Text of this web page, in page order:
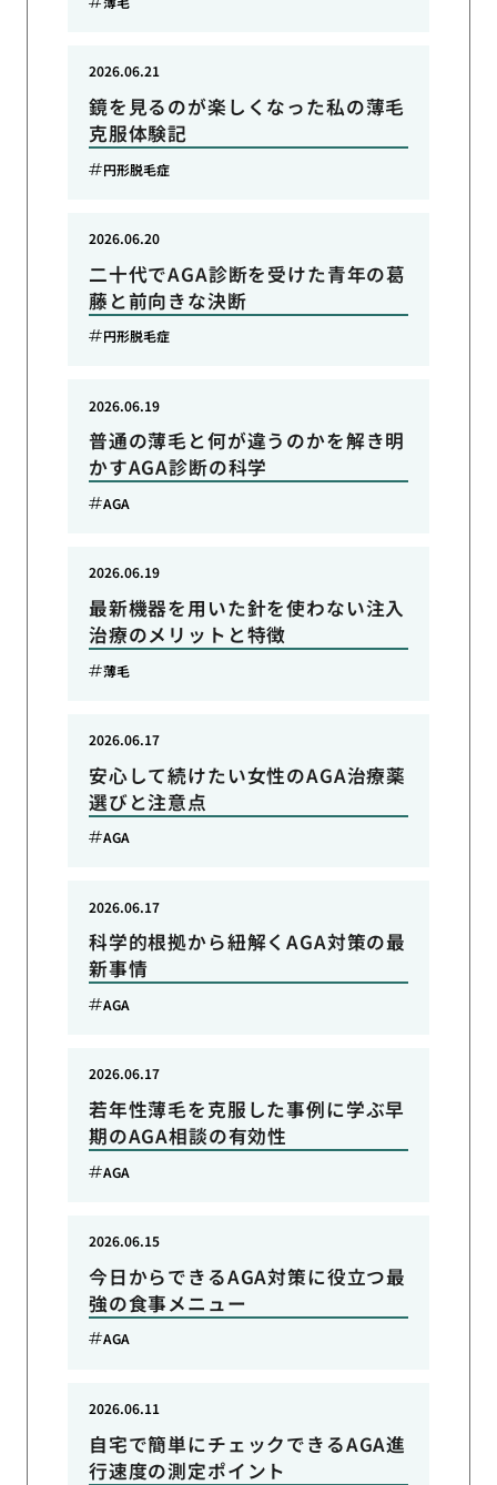
鏡を見るのが楽しくなった私の薄毛
克服体験記
2026.06.21
円形脱毛症
二十代でAGA診断を受けた青年の葛
藤と前向きな決断
2026.06.20
円形脱毛症
普通の薄毛と何が違うのかを解き明
かすAGA診断の科学
2026.06.19
AGA
最新機器を用いた針を使わない注入
治療のメリットと特徴
2026.06.19
薄毛
安心して続けたい女性のAGA治療薬
選びと注意点
2026.06.17
AGA
科学的根拠から紐解くAGA対策の最
新事情
2026.06.17
AGA
若年性薄毛を克服した事例に学ぶ早
期のAGA相談の有効性
2026.06.17
AGA
今日からできるAGA対策に役立つ最
強の食事メニュー
2026.06.15
AGA
自宅で簡単にチェックできるAGA進
行速度の測定ポイント
2026.06.11